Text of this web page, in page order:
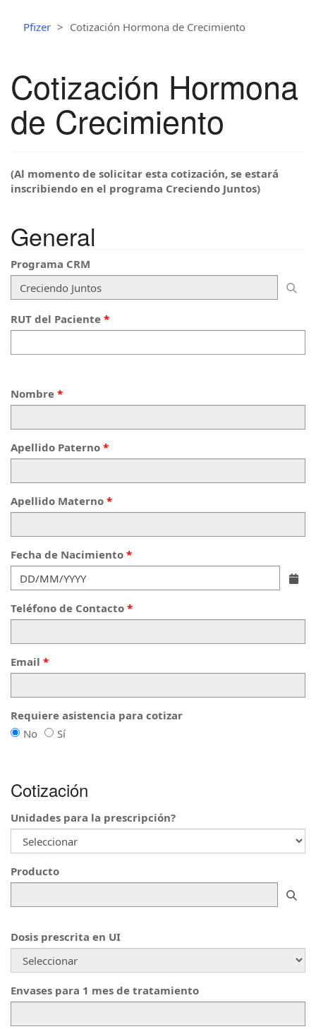
Pfizer Cotización Hormona de Crecimiento
Cotización Hormona
de Crecimiento
(Al momento de solicitar esta cotización, se estará
inscribiendo en el programa Creciendo Juntos)
General
Programa CRM
—
RUT del Paciente
Nombre
Apellido Paterno
Apellido Materno
Fecha de Nacimiento
Teléfono de Contacto
Email
Requiere asistencia para cotizar
Requiere
No
Requiere
Sí
Cotización
Unidades para la prescripción?
Producto
Dosis prescrita en UI
Envases para 1 mes de tratamiento